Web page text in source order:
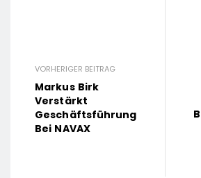
VORHERIGER BEITRAG
Markus Birk
Verstärkt
Geschäftsführung
Bei NAVAX